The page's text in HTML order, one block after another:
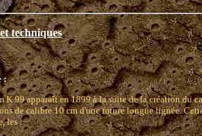
techniques
:
K 99 apparaît en 1899 à la suite de la création du
de calibre 10 cm d'une future longue lignée.
les :